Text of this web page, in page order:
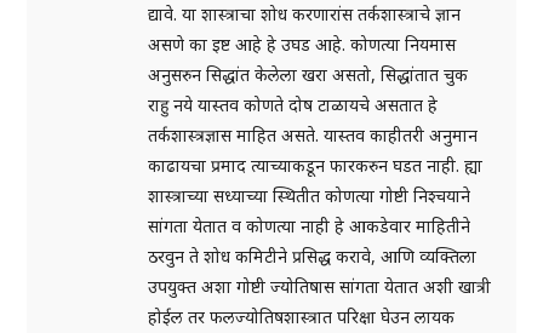
द्यावे. या शास्त्राचा शोध करणारांस तर्कशास्त्राचे ज्ञान
असणे का इष्ट आहे हे उघड आहे. कोणत्या नियमास
अनुसरुन सिद्धांत केलेला खरा असतो, सिद्धांतात चुक
राहु नये यास्तव कोणते दोष टाळायचे असतात हे
तर्कशास्त्रज्ञास माहित असते. यास्तव काहीतरी अनुमान
काढायचा प्रमाद त्याच्याकडून फारकरुन घडत नाही. ह्या
शास्त्राच्या सध्याच्या स्थितीत कोणत्या गोष्टी निश्चयाने
सांगता येतात व कोणत्या नाही हे आकडेवार माहितीने
ठरवुन ते शोध कमिटीने प्रसिद्ध करावे, आणि व्यक्तिला
उपयुक्त अशा गोष्टी ज्योतिषास सांगता येतात अशी खात्री
होईल तर फलज्योतिषशास्त्रात परिक्षा घेउन लायक